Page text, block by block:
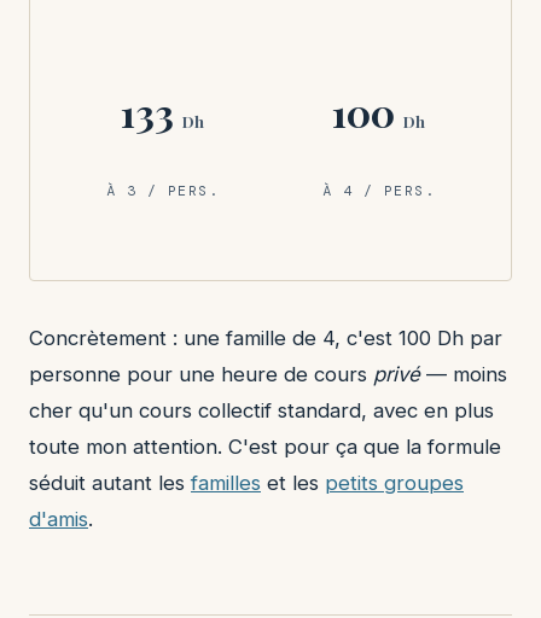
133 Dh
À 3 / PERS.
100 Dh
À 4 / PERS.
Concrètement : une famille de 4, c'est 100 Dh par
personne pour une heure de cours privé— moins
cher qu'un cours collectif standard, avec en plus
toute mon attention. C'est pour ça que la formule
séduit autant lesfamilles et les petits groupes
d'amis.